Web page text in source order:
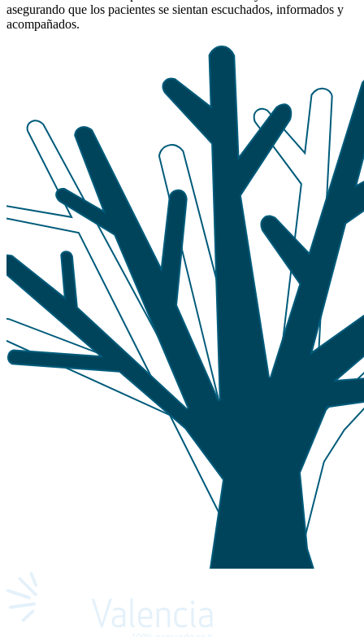
asegurando que los pacientes se sientan escuchados, informados y
acompañados.